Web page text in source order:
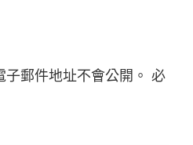
郵件地址不會公開。 必